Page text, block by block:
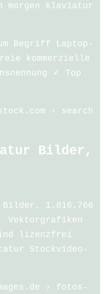
morgen klaviatur
Begriff Laptop-
kommerzielle
✓ Top
› search
Bilder,
1.816.766
Vektorgrafiken
lizenzfrei
Stockvideo-
› fotos-